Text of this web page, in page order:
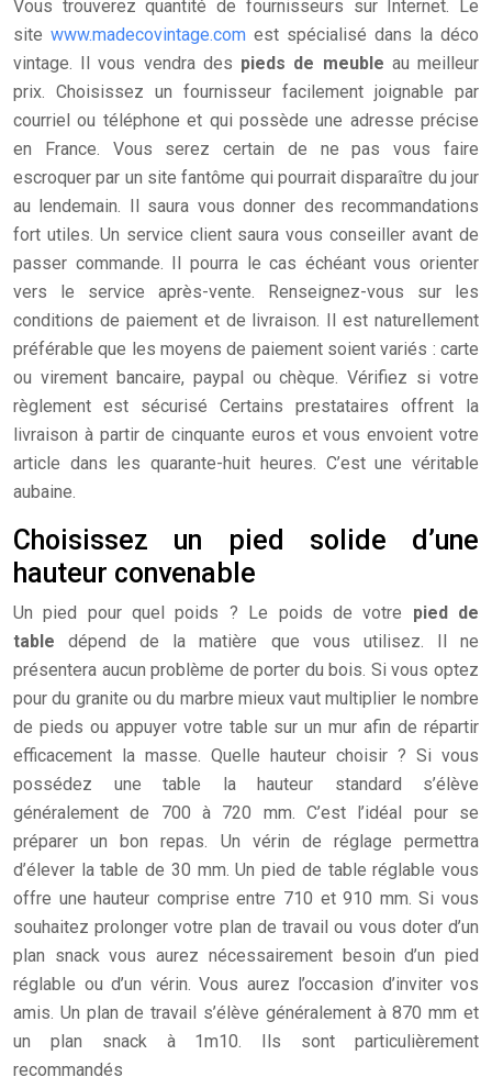
Vous trouverez quantité de fournisseurs sur Internet. Le
site www.madecovintage.com est spécialisé dans la déco
vintage. Il vous vendra des pieds de meuble au meilleur
prix. Choisissez un fournisseur facilement joignable par
courriel ou téléphone et qui possède une adresse précise
en France. Vous serez certain de ne pas vous faire
escroquer par un site fantôme qui pourrait disparaître du jour
au lendemain. Il saura vous donner des recommandations
fort utiles. Un service client saura vous conseiller avant de
passer commande. Il pourra le cas échéant vous orienter
vers le service après-vente. Renseignez-vous sur les
conditions de paiement et de livraison. Il est naturellement
préférable que les moyens de paiement soient variés : carte
ou virement bancaire, paypal ou chèque. Vérifiez si votre
règlement est sécurisé Certains prestataires offrent la
livraison à partir de cinquante euros et vous envoient votre
article dans les quarante-huit heures. C’est une véritable
aubaine.
Choisissez un pied solide d’une
hauteur convenable
Un pied pour quel poids ? Le poids de votre pied de
tabledépend de la matière que vous utilisez. Il ne
présentera aucun problème de porter du bois. Si vous optez
pour du granite ou du marbre mieux vaut multiplier le nombre
de pieds ou appuyer votre table sur un mur afin de répartir
efficacement la masse. Quelle hauteur choisir ? Si vous
possédez une table la hauteur standard s’élève
généralement de 700 à 720 mm. C’est l’idéal pour se
préparer un bon repas. Un vérin de réglage permettra
d’élever la table de 30 mm. Un pied de table réglable vous
offre une hauteur comprise entre 710 et 910 mm. Si vous
souhaitez prolonger votre plan de travail ou vous doter d’un
plan snack vous aurez nécessairement besoin d’un pied
réglable ou d’un vérin. Vous aurez l’occasion d’inviter vos
amis. Un plan de travail s’élève généralement à 870 mm et
un plan snack à 1m10. Ils sont particulièrement
recommandés